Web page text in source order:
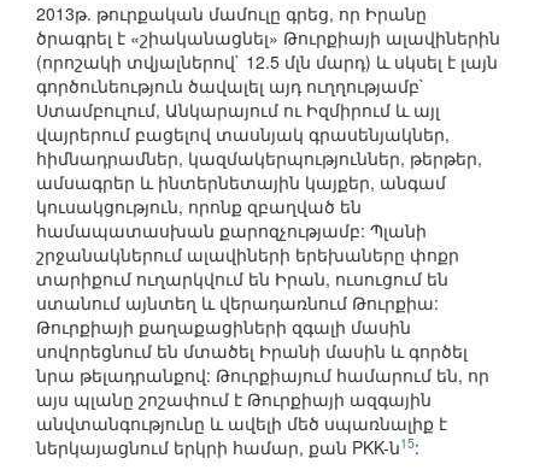
2013թ. թուրքական մամուլը գրեց, որ Իրանը
ծրագրել է «շիականացնել» Թուրքիայի ալավիներին
(որոշակի տվյալներով` 12.5 մլն մարդ) և սկսել է լայն
գործունեություն ծավալել այդ ուղղությամբ`
Ստամբուլում, Անկարայում ու Իզմիրում և այլ
վայրերում բացելով տասնյակ գրասենյակներ,
հիմնադրամներ, կազմակերպություններ, թերթեր,
ամսագրեր և ինտերնետային կայքեր, անգամ
կուսակցություն, որոնք զբաղված են
համապատասխան քարոզչությամբ: Պլանի
շրջանակներում ալավիների երեխաները փոքր
տարիքում ուղարկվում են Իրան, ուսուցում են
ստանում այնտեղ և վերադառնում Թուրքիա:
Թուրքիայի քաղաքացիների զգալի մասին
սովորեցնում են մտածել Իրանի մասին և գործել
նրա թելադրանքով: Թուրքիայում համարում են, որ
այս պլանը շոշափում է Թուրքիայի ազգային
անվտանգությունը և ավելի մեծ սպառնալիք է
ներկայացնում երկրի համար, քան PKK-ն15: